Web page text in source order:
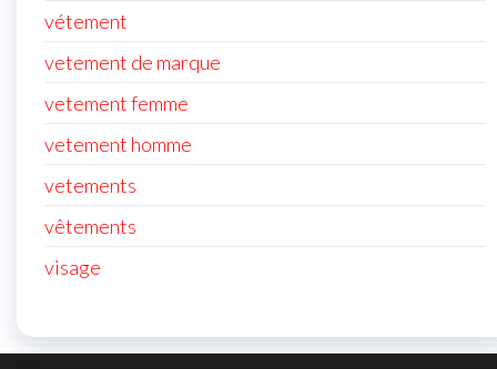
vétement
vetement de marque
vetement femme
vetement homme
vetements
vêtements
visage